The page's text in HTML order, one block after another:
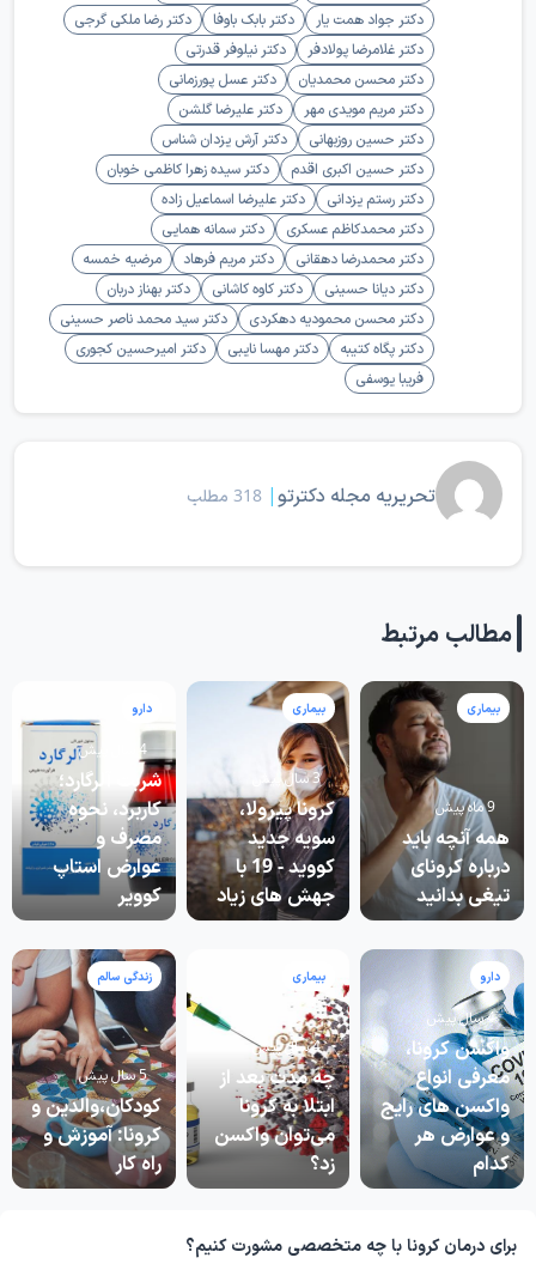
دکتر جواد همت یار
دکتر بابک باوفا
دکتر رضا ملکی گرجی
دکتر غلامرضا پولادفر
دکتر نیلوفر قدرتی
دکتر محسن محمدیان
دکتر عسل پورزمانی
دکتر مریم مویدی مهر
دکتر علیرضا گلشن
دکتر حسین روزبهانی
دکتر آرش یزدان شناس
دکتر حسین اکبری اقدم
دکتر سیده زهرا کاظمی خوبان
دکتر رستم یزدانی
دکتر علیرضا اسماعیل زاده
دکتر محمدکاظم عسکری
دکتر سمانه همایی
دکتر محمدرضا دهقانی
دکتر مریم فرهاد
مرضیه خمسه
دکتر دیانا حسینی
دکتر کاوه کاشانی
دکتر بهناز دربان
دکتر محسن محمودیه دهکردی
دکتر سید محمد ناصر حسینی
دکتر پگاه کتیبه
دکتر مهسا نایبی
دکتر امیرحسین کجوری
فریبا یوسفی
تحریریه مجله دکترتو| 318 مطلب
مطالب مرتبط
بیماری
همه آنچه باید
درباره کرونای
تیغی بدانید
9 ماه پیش
بیماری
کرونا پیرولا،
سویه جدید
کووید - 19 با
جهش های زیاد
3 سال پیش
دارو
شربت آلرگارد؛
کاربرد، نحوه
مصرف و
عوارض استاپ
کوویر
4 سال پیش
دارو
واکسن کرونا،
معرفی انواع
واکسن های رایج
و عوارض هر
کدام
4 سال پیش
بیماری
چه مدت بعد از
ابتلا به کرونا
می‌توان واکسن
زد؟
4 سال پیش
زندگی سالم
کودکان،والدین و
کرونا: آموزش و
راه کار
5 سال پیش
برای درمان کرونا با چه متخصصی مشورت کنیم؟